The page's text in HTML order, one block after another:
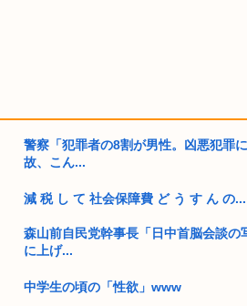
警察「犯罪者の8割が男性。凶悪犯罪
故、こん...
減 税 し て 社会保障費 ど う す ん の...
森山前自民党幹事長「日中首脳会談の
に上げ...
中学生の頃の「性欲」www